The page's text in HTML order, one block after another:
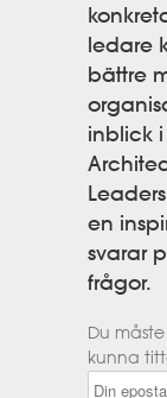
ledare
bättre
inblick i
en
svarar
frågor.
Du
kunna